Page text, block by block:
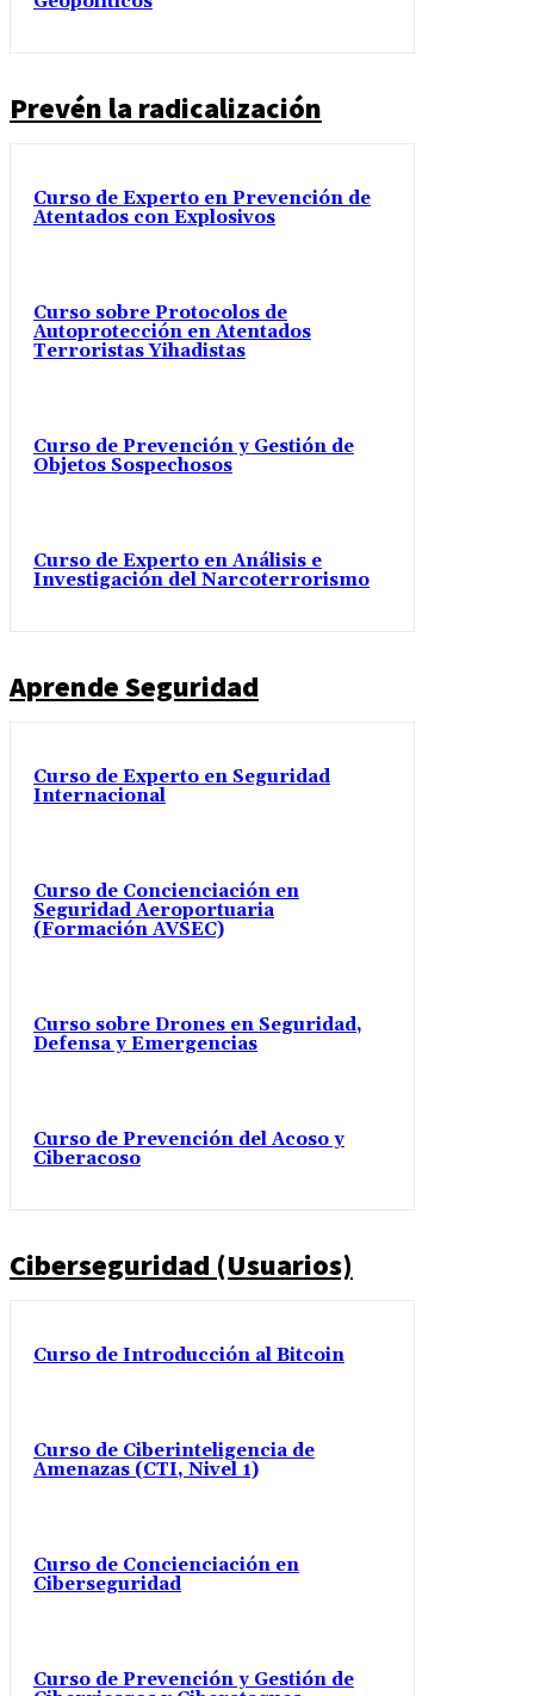
Prevén la radicalización
Curso de Experto en Prevención de
Atentados con Explosivos
Curso sobre Protocolos de
Autoprotección en Atentados
Terroristas Yihadistas
Curso de Prevención y Gestión de
Objetos Sospechosos
Curso de Experto en Análisis e
Investigación del Narcoterrorismo
Aprende Seguridad
Curso de Experto en Seguridad
Internacional
Curso de Concienciación en
Seguridad Aeroportuaria
(Formación AVSEC)
Curso sobre Drones en Seguridad,
Defensa y Emergencias
Curso de Prevención del Acoso y
Ciberacoso
Ciberseguridad (Usuarios)
Curso de Introducción al Bitcoin
Curso de Ciberinteligencia de
Amenazas (CTI, Nivel 1)
Curso de Concienciación en
Ciberseguridad
Curso de Prevención y Gestión de